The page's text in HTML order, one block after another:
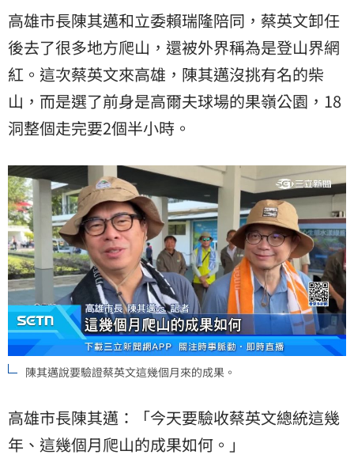
高雄市長陳其邁和立委賴瑞隆陪同，蔡英文卸任
後去了很多地方爬山，還被外界稱為是登山界網
紅。這次蔡英文來高雄，陳其邁沒挑有名的柴
山，而是選了前身是高爾夫球場的果嶺公園，18
洞整個走完要2個半小時。
陳其邁說要驗證蔡英文這幾個月來的成果。
高雄市長陳其邁：「今天要驗收蔡英文總統這幾
年、這幾個月爬山的成果如何。」